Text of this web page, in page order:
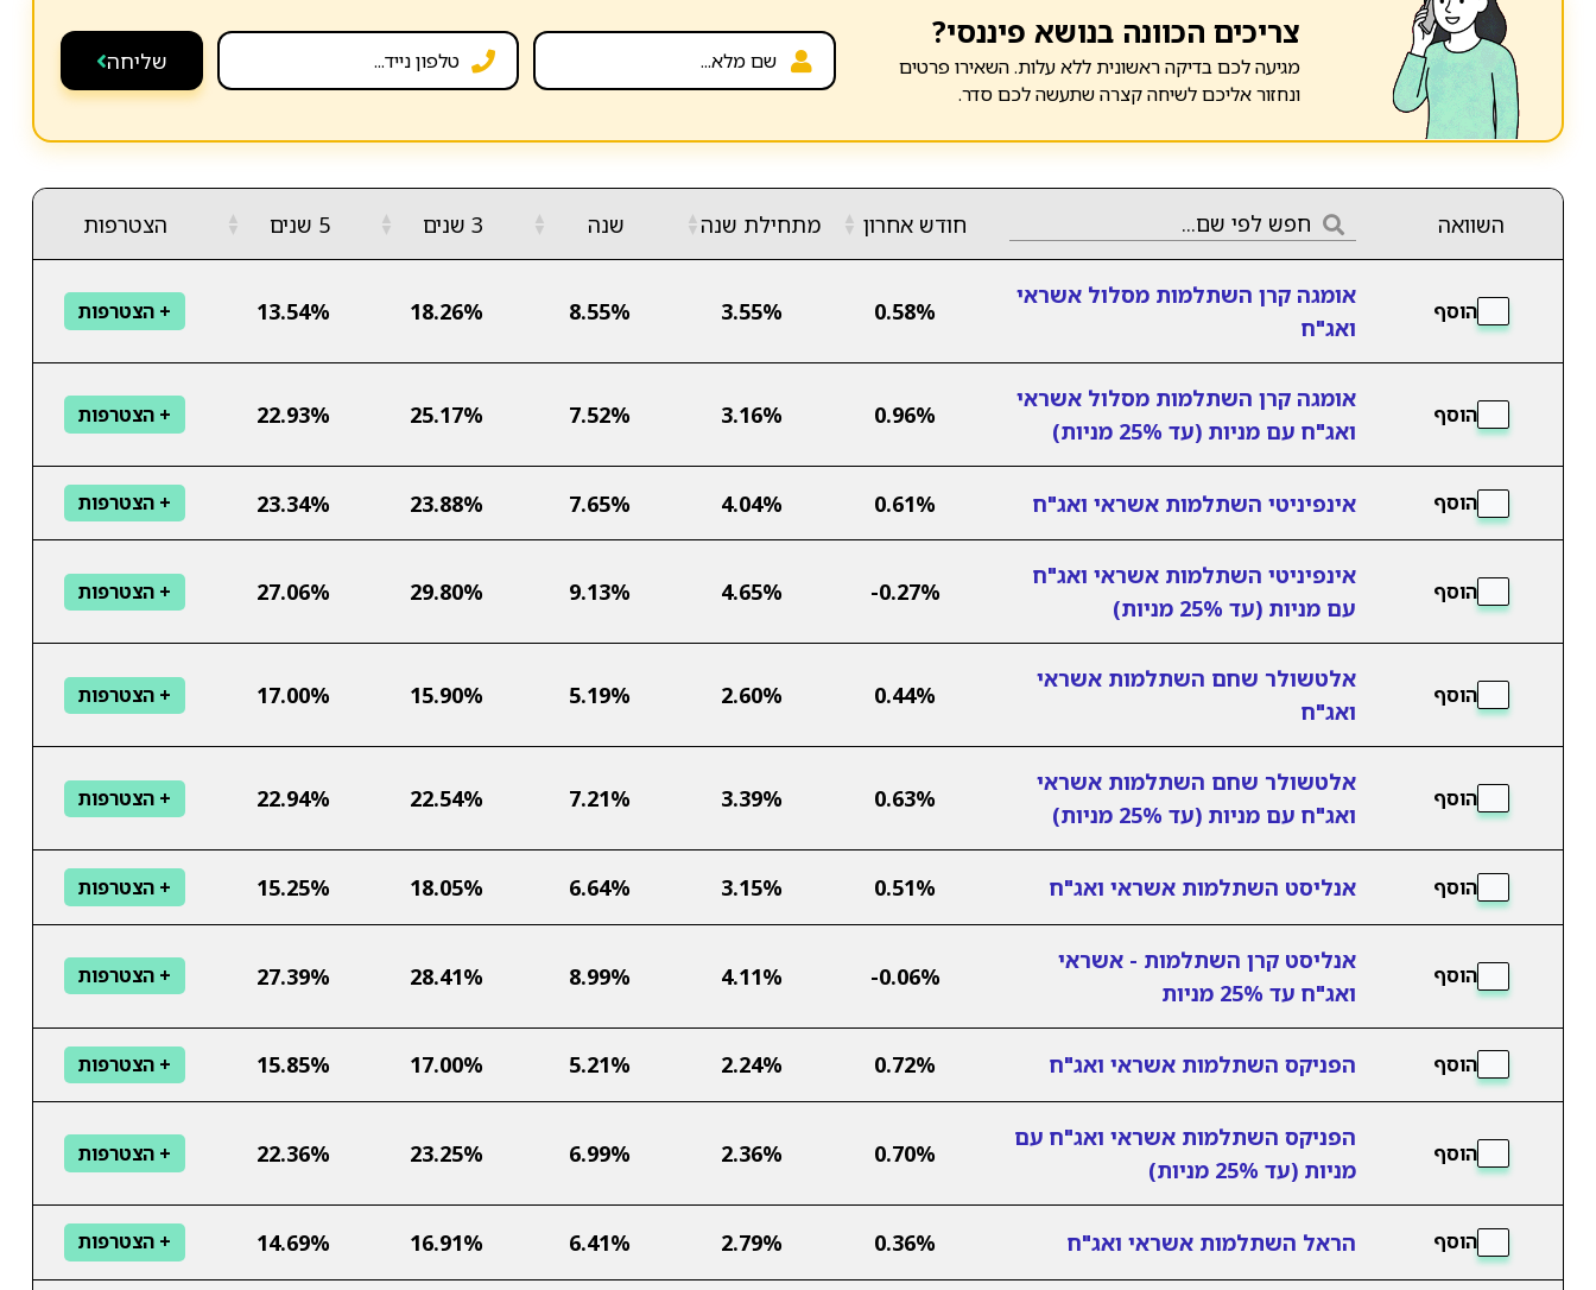
צריכים הכוונה בנושא פיננסי?
מגיעה לכם בדיקה ראשונית ללא עלות. השאירו פרטים
ונחזור אליכם לשיחה קצרה שתעשה לכם סדר.
שליחה
השוואה חודש אחרון ▲
▼ מתחילת שנה▲
▼ שנה ▲
▼ 3 שנים ▲
▼ 5 שנים ▲
▼ הצטרפות
הוסף
אומגה קרן השתלמות מסלול אשראי
ואג"ח
0.58%
3.55%
8.55%
18.26%
13.54% + הצטרפות
הוסף
אומגה קרן השתלמות מסלול אשראי
ואג"ח עם מניות (עד 25% מניות)
0.96%
3.16%
7.52%
25.17%
22.93% + הצטרפות
הוסף אינפיניטי השתלמות אשראי ואג"ח 0.61%
4.04%
7.65%
23.88%
23.34% + הצטרפות
הוסף
אינפיניטי השתלמות אשראי ואג"ח
עם מניות (עד 25% מניות)
-0.27%
4.65%
9.13%
29.80%
27.06% + הצטרפות
הוסף
אלטשולר שחם השתלמות אשראי
ואג"ח
0.44%
2.60%
5.19%
15.90%
17.00% + הצטרפות
הוסף
אלטשולר שחם השתלמות אשראי
ואג"ח עם מניות (עד 25% מניות)
0.63%
3.39%
7.21%
22.54%
22.94% + הצטרפות
הוסף אנליסט השתלמות אשראי ואג"ח 0.51%
3.15%
6.64%
18.05%
15.25% + הצטרפות
הוסף
אנליסט קרן השתלמות - אשראי
ואג"ח עד 25% מניות
-0.06%
4.11%
8.99%
28.41%
27.39% + הצטרפות
הוסף הפניקס השתלמות אשראי ואג"ח 0.72%
2.24%
5.21%
17.00%
15.85% + הצטרפות
הוסף
הפניקס השתלמות אשראי ואג"ח עם
מניות (עד 25% מניות)
0.70%
2.36%
6.99%
23.25%
22.36% + הצטרפות
הוסף הראל השתלמות אשראי ואג"ח 0.36%
2.79%
6.41%
16.91%
14.69% + הצטרפות